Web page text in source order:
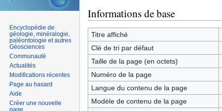
Informations de base
Titre affiché
Clé de tri par défaut
Taille de la page (en octets)
Numéro de la page
Langue du contenu de la page
Modèle de contenu de la page
Encyclopédie de
géologie, minéralogie,
paléontologie et autres
Géosciences
Communauté
Actualités
Modifications récentes
Page au hasard
Aide
Créer une nouvelle
page